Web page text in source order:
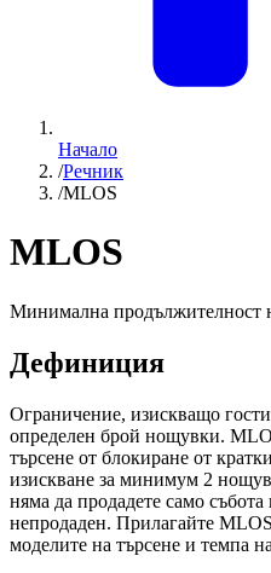
Начало
/Речник
/MLOS
MLOS
Минимална продължителност
Дефиниция
Ограничение, изискващо
определен брой нощувки.
търсене от блокиране от
изискване за минимум 2
няма да продадете само събота
непродаден. Прилагайте
моделите на търсене и темпа